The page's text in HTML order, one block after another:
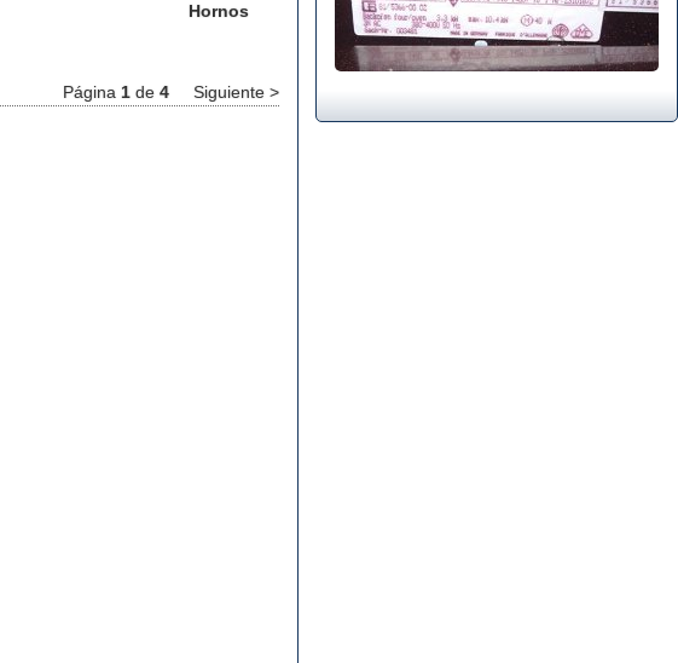
Hornos
Página 1 de 4 Siguiente >